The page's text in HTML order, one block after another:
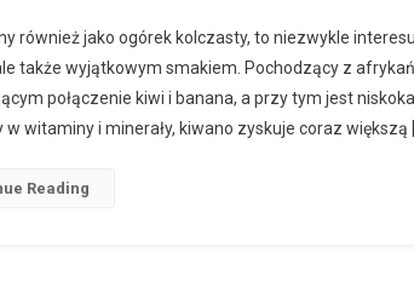
również jako ogórek kolczasty, to niezwykle
także wyjątkowym smakiem. Pochodzący z
połączenie kiwi i banana, a przy tym jest
w witaminy i minerały, kiwano zyskuje coraz większą
Reading